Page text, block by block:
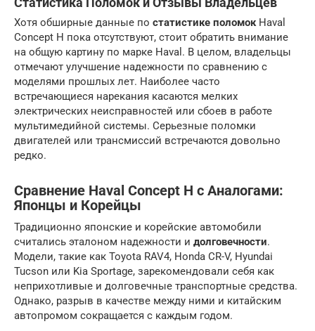
Хотя обширные данные по статистике поломокHaval
Concept H пока отсутствуют, стоит обратить внимание
на общую картину по марке Haval. В целом, владельцы
отмечают улучшение надежности по сравнению с
моделями прошлых лет. Наиболее часто
встречающиеся нарекания касаются мелких
электрических неисправностей или сбоев в работе
мультимедийной системы. Серьезные поломки
двигателей или трансмиссий встречаются довольно
редко.
Сравнение Haval Concept H с Аналогами:
Японцы и Корейцы
Традиционно японские и корейские автомобили
считались эталоном надежности и долговечности.
Модели, такие как Toyota RAV4, Honda CR-V, Hyundai
Tucson или Kia Sportage, зарекомендовали себя как
неприхотливые и долговечные транспортные средства.
Однако, разрыв в качестве между ними и китайским
автопромом сокращается с каждым годом.